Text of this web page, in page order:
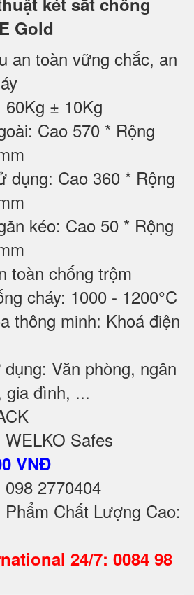
Gold
an toàn vững chắc, an
± 10Kg
Cao 570 * Rộng
dụng: Cao 360 * Rộng
kéo: Cao 50 * Rộng
toàn chống trộm
cháy: 1000 - 1200°C
thông minh: Khoá điện
Văn phòng, ngân
gia đình, ...
Safes
VNĐ
2770404
Chất Lượng Cao:
24/7: 0084 98